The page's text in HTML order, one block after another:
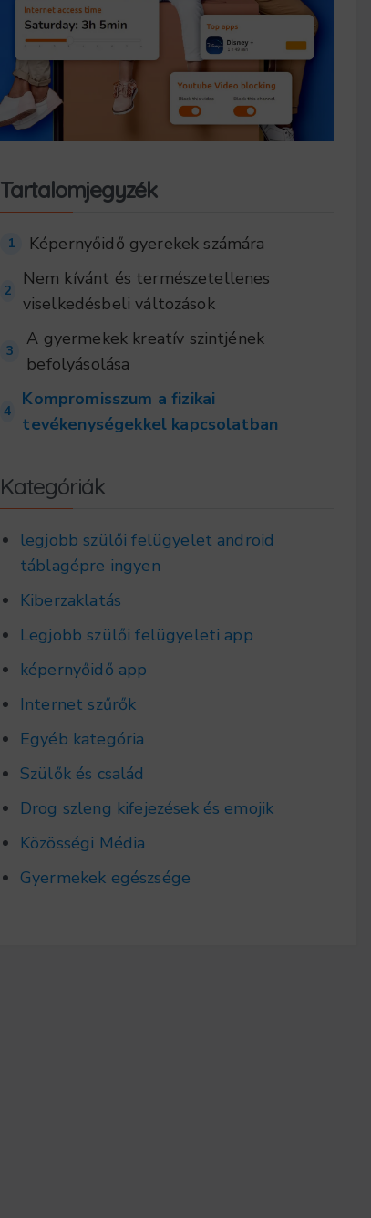
Tartalomjegyzék
1 Képernyőidő gyerekek számára
2
Nem kívánt és természetellenes
viselkedésbeli változások
3
A gyermekek kreatív szintjének
befolyásolása
4
Kompromisszum a fizikai
tevékenységekkel kapcsolatban
Kategóriák
legjobb szülői felügyelet android
táblagépre ingyen
Kiberzaklatás
Legjobb szülői felügyeleti app
képernyőidő app
Internet szűrők
Egyéb kategória
Szülők és család
Drog szleng kifejezések és emojik
Közösségi Média
Gyermekek egészsége